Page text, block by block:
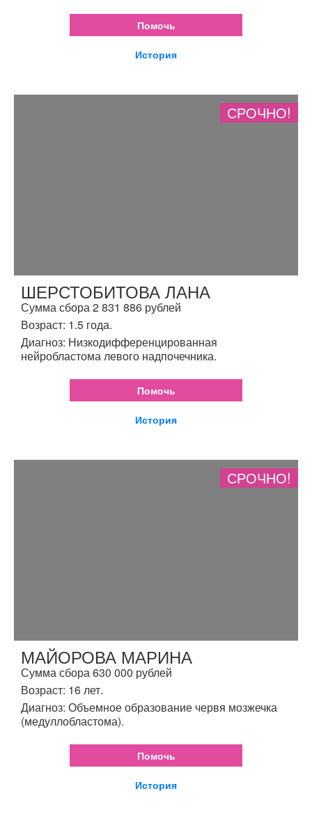
Помочь
История
СРОЧНО!
ШЕРСТОБИТОВА ЛАНА
Сумма сбора 2 831 886 рублей
Возраст: 1.5 года.
Диагноз: Низкодифференцированная
нейробластома левого надпочечника.
Помочь
История
СРОЧНО!
МАЙОРОВА МАРИНА
Сумма сбора 630 000 рублей
Возраст: 16 лет.
Диагноз: Объемное образование червя мозжечка
(медуллобластома).
Помочь
История